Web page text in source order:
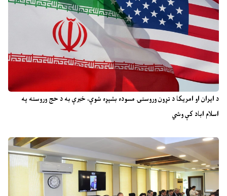
د ایران او امریکا د تړون وروستۍ مسوده بشپړه شوې، خبرې به د حج وروسته په
اسلام اباد کې وشي